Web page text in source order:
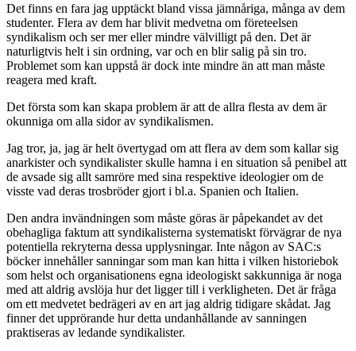
Det finns en fara jag upptäckt bland vissa jämnåriga, många av dem
studenter. Flera av dem har blivit medvetna om företeelsen
syndikalism och ser mer eller mindre välvilligt på den. Det är
naturligtvis helt i sin ordning, var och en blir salig på sin tro.
Problemet som kan uppstå är dock inte mindre än att man måste
reagera med kraft.
Det första som kan skapa problem är att de allra flesta av dem är
okunniga om alla sidor av syndikalismen.
Jag tror, ja, jag är helt övertygad om att flera av dem som kallar sig
anarkister och syndikalister skulle hamna i en situation så penibel att
de avsade sig allt samröre med sina respektive ideologier om de
visste vad deras trosbröder gjort i bl.a. Spanien och Italien.
Den andra invändningen som måste göras är påpekandet av det
obehagliga faktum att syndikalisterna systematiskt förvägrar de nya
potentiella rekryterna dessa upplysningar. Inte någon av SAC:s
böcker innehåller sanningar som man kan hitta i vilken historiebok
som helst och organisationens egna ideologiskt sakkunniga är noga
med att aldrig avslöja hur det ligger till i verkligheten. Det är fråga
om ett medvetet bedrägeri av en art jag aldrig tidigare skådat. Jag
finner det upprörande hur detta undanhållande av sanningen
praktiseras av ledande syndikalister.